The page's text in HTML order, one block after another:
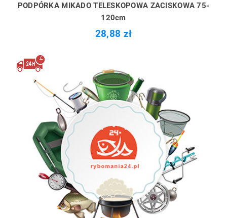
PODPÓRKA MIKADO TELESKOPOWA ZACISKOWA 75-
120cm
28,88 zł